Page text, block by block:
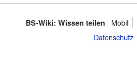
BS-Wiki: Wissen teilen Mobil
Datenschutz